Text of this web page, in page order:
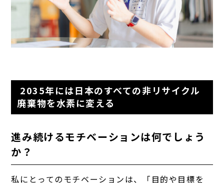
2035年には日本のすべての非リサイクル
廃棄物を水素に変える
進み続けるモチベーションは何でしょう
か？
私にとってのモチベーションは、「目的や目標を